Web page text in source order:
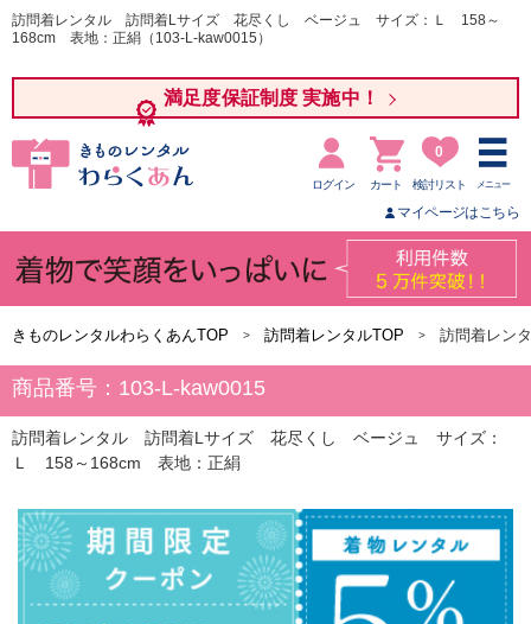
訪問着レンタル 訪問着Lサイズ 花尽くし ベージュ サイズ：Ｌ 158～
168cm 表地：正絹（103-L-kaw0015）
満足度保証制度 実施中！
ログイン カート
0
検討リスト メニュー
マイページはこちら
きものレンタルわらくあんTOP 訪問着レンタルTOP 訪問着レン
商品番号：103-L-kaw0015
訪問着レンタル 訪問着Lサイズ 花尽くし ベージュ サイズ：
Ｌ 158～168cm 表地：正絹